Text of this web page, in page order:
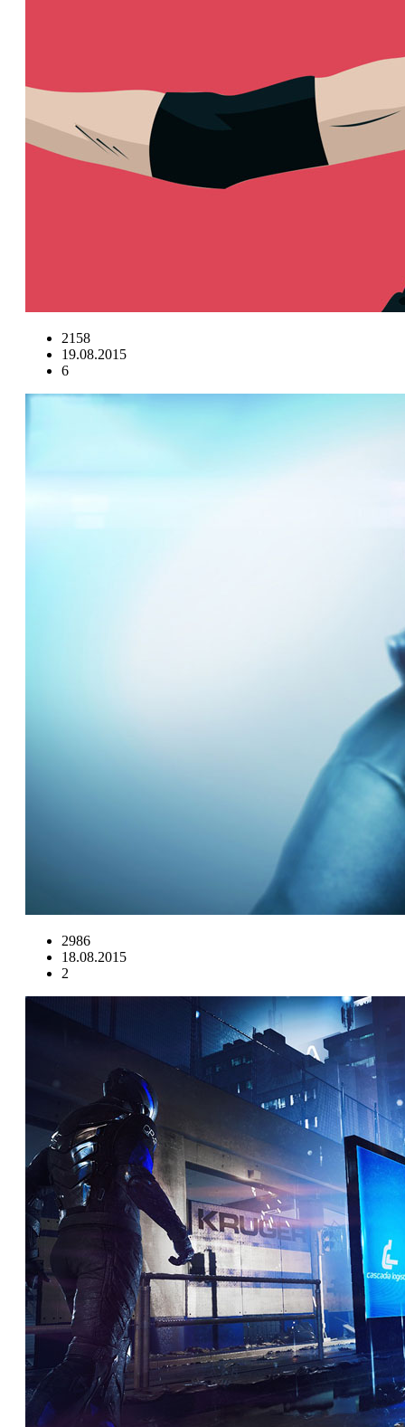
2158
19.08.2015
6
2986
18.08.2015
2